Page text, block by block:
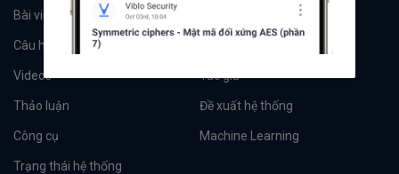
Bài viết
Câu hỏi
Videos Tác giả
Thảo luận Đề xuất hệ thống
Công cụ Machine Learning
Trạng thái hệ thống